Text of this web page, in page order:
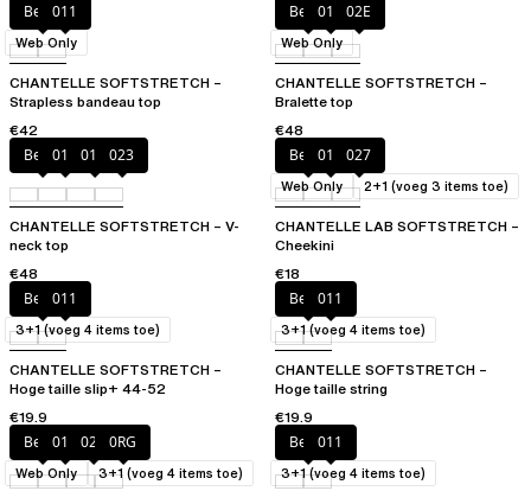
Beige011
CHANTELLE SOFTSTRETCH –
Strapless bandeau top
€42
Web Only
Beige011 02E
CHANTELLE SOFTSTRETCH –
Bralette top
€48
Web Only
Beige011 01N 023
CHANTELLE SOFTSTRETCH – V-
neck top
€48
Beige011 027
CHANTELLE LAB SOFTSTRETCH –
Cheekini
€18
Web Only 2+1 (voeg 3 items toe)
Beige011
CHANTELLE SOFTSTRETCH –
Hoge taille slip+ 44-52
€19.9
3+1 (voeg 4 items toe)
Beige011
CHANTELLE SOFTSTRETCH –
Hoge taille string
€19.9
3+1 (voeg 4 items toe)
Beige011 023 0RG
Web Only 3+1 (voeg 4 items toe)
Beige011
3+1 (voeg 4 items toe)